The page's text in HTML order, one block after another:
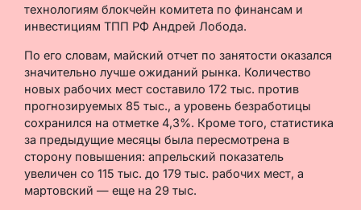
технологиям блокчейн комитета по финансам и
инвестициям ТПП РФ Андрей Лобода.
По его словам, майский отчет по занятости оказался
значительно лучше ожиданий рынка. Количество
новых рабочих мест составило 172 тыс. против
прогнозируемых 85 тыс., а уровень безработицы
сохранился на отметке 4,3%. Кроме того, статистика
за предыдущие месяцы была пересмотрена в
сторону повышения: апрельский показатель
увеличен со 115 тыс. до 179 тыс. рабочих мест, а
мартовский — еще на 29 тыс.